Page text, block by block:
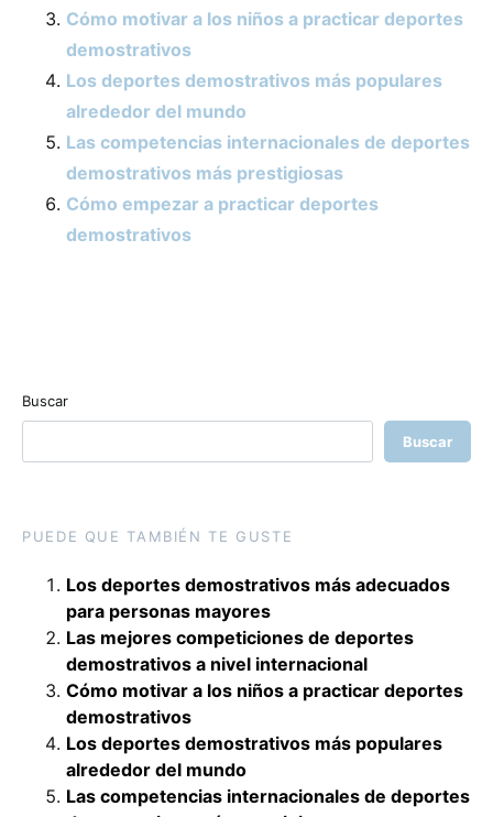
Cómo motivar a los niños a practicar deportes
demostrativos
Los deportes demostrativos más populares
alrededor del mundo
Las competencias internacionales de deportes
demostrativos más prestigiosas
Cómo empezar a practicar deportes
demostrativos
Buscar
Buscar
PUEDE QUE TAMBIÉN TE GUSTE
Los deportes demostrativos más adecuados
para personas mayores
Las mejores competiciones de deportes
demostrativos a nivel internacional
Cómo motivar a los niños a practicar deportes
demostrativos
Los deportes demostrativos más populares
alrededor del mundo
Las competencias internacionales de deportes